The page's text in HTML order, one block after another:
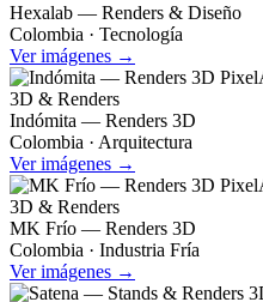
Hexalab — Renders & Diseño
Colombia · Tecnología
Ver imágenes →
3D & Renders
Indómita — Renders 3D
Colombia · Arquitectura
Ver imágenes →
3D & Renders
MK Frío — Renders 3D
Colombia · Industria Fría
Ver imágenes →